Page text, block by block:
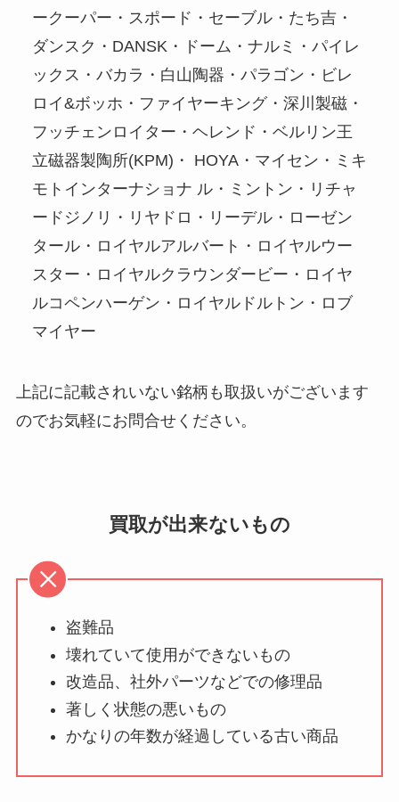
ークーパー・スポード・セーブル・たち吉・
ダンスク・DANSK・ドーム・ナルミ・パイレ
ックス・バカラ・白山陶器・パラゴン・ビレ
ロイ&ボッホ・ファイヤーキング・深川製磁・
フッチェンロイター・ヘレンド・ベルリン王
立磁器製陶所(KPM)・ HOYA・マイセン・ミキ
モトインターナショナ ル・ミントン・リチャ
ードジノリ・リヤドロ・リーデル・ローゼン
タール・ロイヤルアルバート・ロイヤルウー
スター・ロイヤルクラウンダービー・ロイヤ
ルコペンハーゲン・ロイヤルドルトン・ロブ
マイヤー
上記に記載されいない銘柄も取扱いがございます
のでお気軽にお問合せください。
買取が出来ないもの
盗難品
壊れていて使用ができないもの
改造品、社外パーツなどでの修理品
著しく状態の悪いもの
かなりの年数が経過している古い商品